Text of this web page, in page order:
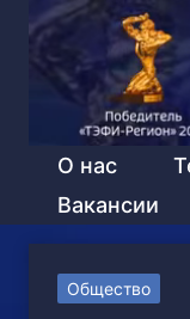
О нас
Вакансии
Общество